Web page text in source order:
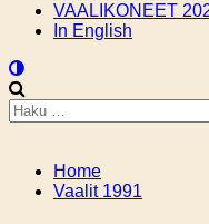
VAALIKONEET
In English
Haku:
Home
Vaalit 1991